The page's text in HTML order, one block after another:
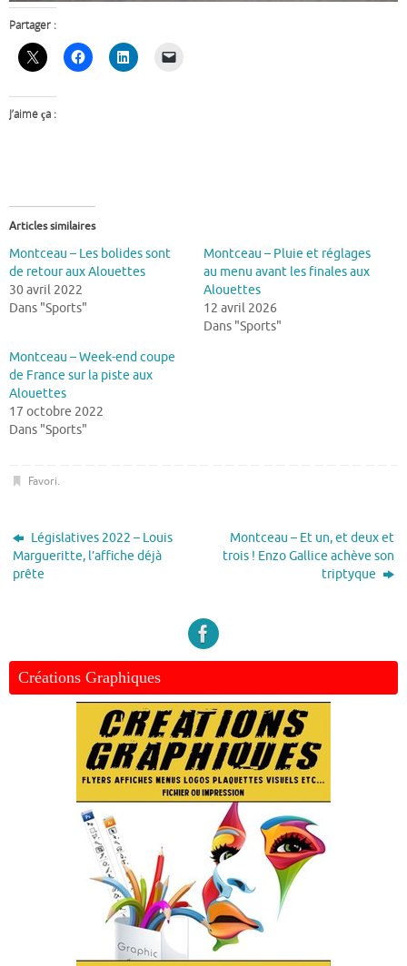
Partager :
J’aime ça :
Articles similaires
Montceau – Les bolides sont
de retour aux Alouettes
30 avril 2022
Dans "Sports"
Montceau – Pluie et réglages
au menu avant les finales aux
Alouettes
12 avril 2026
Dans "Sports"
Montceau – Week-end coupe
de France sur la piste aux
Alouettes
17 octobre 2022
Dans "Sports"
Favori.
Législatives 2022 – Louis
Margueritte, l’affiche déjà
prête
Montceau – Et un, et deux et
trois ! Enzo Gallice achève son
triptyque
Créations Graphiques